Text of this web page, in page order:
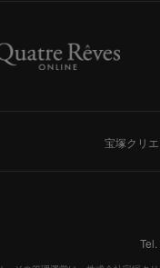
宝塚クリ